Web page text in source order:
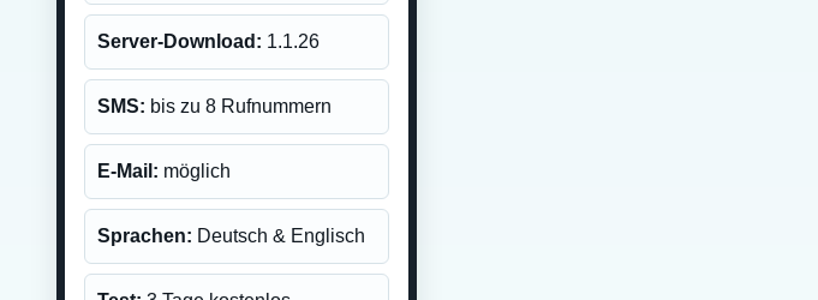
Server-Download: 1.1.26
SMS: bis zu 8 Rufnummern
E-Mail: möglich
Sprachen: Deutsch & Englisch